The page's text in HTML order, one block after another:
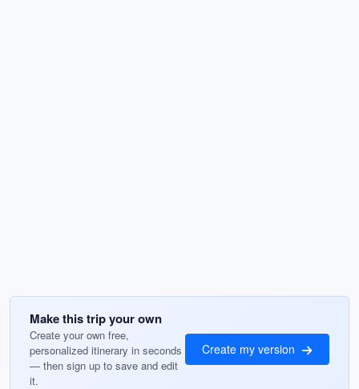
Make this trip your own
Create your own free,
personalized itinerary in seconds
— then sign up to save and edit
it.
Create my version